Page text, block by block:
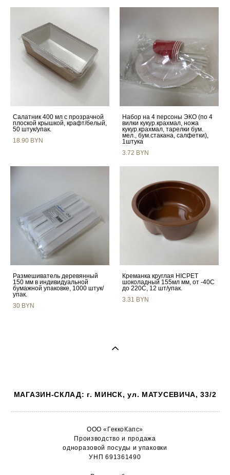
Салатник 400 мл с прозрачной
плоской крышкой, крафт/белый,
50 штук/упак.
18.90 BYN
Набор на 4 персоны ЭКО (по 4
вилки кукур.крахмал, ножа
кукур.крахмал, тарелки бум.
мел., бум.стакана, салфетки),
1штука
3.72 BYN
Размешиватель деревянный
150 мм в индивидуальной
бумажной упаковке, 1000 штук/
упак.
30 BYN
Креманка круглая HIСРЕТ
шоколадный 155мл мм, от -40С
до 220С, 12 шт/упак.
3.31 BYN
МАГАЗИН-СКЛАД: г. МИНСК, ул. МАТУСЕВИЧА, 33/2
ООО «ГеккоКапс»
Производство и продажа
одноразовой посуды и упаковки
УНП 691361490